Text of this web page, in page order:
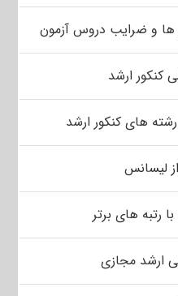
و ضرایب دروس آزمون
کنکور ارشد
های کنکور ارشد
لیسانس
رتبه های برتر
ارشد مجازی